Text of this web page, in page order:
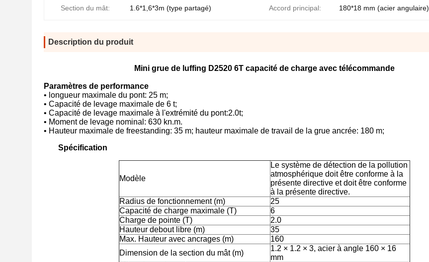
Section du mât: 1.6*1,6*3m (type partagé) Accord principal: 180*18 mm (acier angulaire)
Description du produit
Mini grue de luffing D2520 6T capacité de charge avec télécommande
Paramètres de performance
• longueur maximale du pont: 25 m;
• Capacité de levage maximale de 6 t;
• Capacité de levage maximale à l'extrémité du pont:2.0t;
• Moment de levage nominal: 630 kn.m.
• Hauteur maximale de freestanding: 35 m; hauteur maximale de travail de la grue ancrée: 180 m;
Spécification
Modèle
Le système de détection de la pollution
atmosphérique doit être conforme à la
présente directive et doit être conforme
à la présente directive.
Radius de fonctionnement (m)
25
Capacité de charge maximale (T)
6
Charge de pointe (T)
2.0
Hauteur debout libre (m)
35
Max. Hauteur avec ancrages (m)
160
Dimension de la section du mât (m)
1.2 × 1.2 × 3, acier à angle 160 × 16
mm